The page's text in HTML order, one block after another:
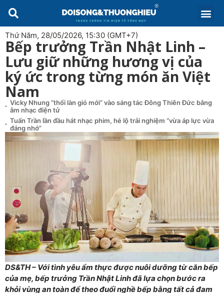
Thứ Năm, 28/05/2026, 15:30 (GMT+7)
Bếp trưởng Trần Nhật Linh –
Lưu giữ những hương vị của
ký ức trong từng món ăn Việt
Nam
Vicky Nhung “thổi làn gió mới” vào sáng tác Đông Thiên Đức bằng
âm nhạc điện tử
Tuấn Trần lần đầu hát nhạc phim, hé lộ trải nghiệm “vừa áp lực vừa
đáng nhớ”
DS&TH – Với tình yêu ẩm thực được nuôi dưỡng từ căn bếp
của mẹ, bếp trưởng Trần Nhật Linh đã lựa chọn bước ra
khỏi vùng an toàn để theo đuổi nghề bếp bằng tất cả đam